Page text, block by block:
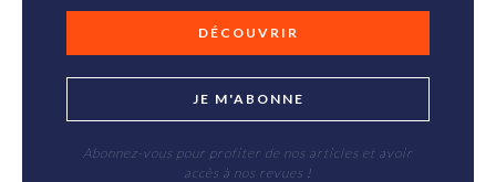
DÉCOUVRIR
JE M'ABONNE
Abonnez-vous pour profiter de nos articles et avoir
accès à nos revues !